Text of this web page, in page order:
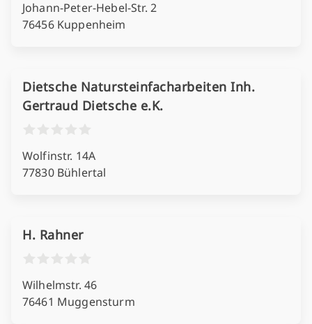
Johann-Peter-Hebel-Str. 2
76456 Kuppenheim
Dietsche Natursteinfacharbeiten Inh.
Gertraud Dietsche e.K.
Wolfinstr. 14A
77830 Bühlertal
H. Rahner
Wilhelmstr. 46
76461 Muggensturm